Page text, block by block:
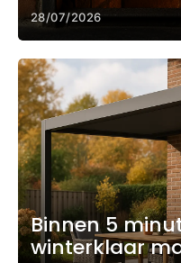
28/07/2026
Binnen 5
winterklaar